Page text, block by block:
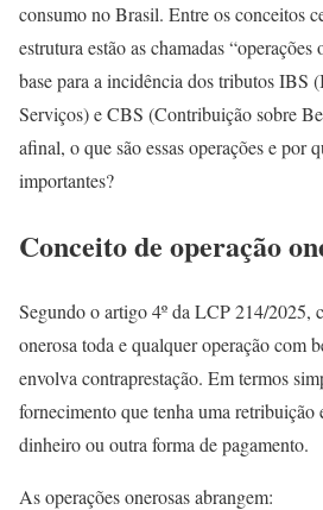
consumo no Brasil. Entre os conceitos
estrutura estão as chamadas “operações
base para a incidência dos tributos IBS
Serviços) e CBS (Contribuição sobre
afinal, o que são essas operações e por
importantes?
Conceito de operação
Segundo o artigo 4º da LCP 214/2025,
onerosa toda e qualquer operação com
envolva contraprestação. Em termos
fornecimento que tenha uma retribuição
dinheiro ou outra forma de pagamento.
As operações onerosas abrangem: